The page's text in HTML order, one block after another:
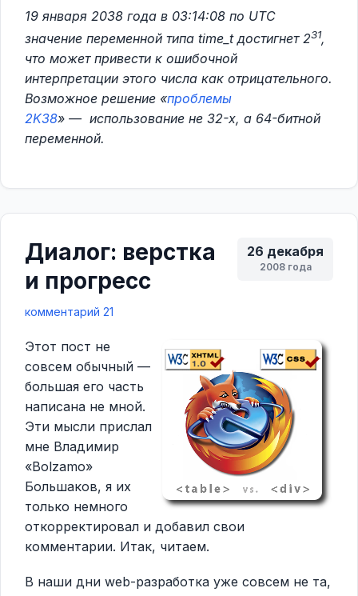
19 января 2038 года в 03:14:08 по UTC
значение переменной типа time_t достигнет 231,
что может привести к ошибочной
интерпретации этого числа как отрицательного.
Возможное решение «проблемы
2K38» — использование не 32-х, а 64-битной
переменной.
26 декабря
2008 года
Диалог: верстка
и прогресс
комментарий 21
Этот пост не
совсем обычный —
большая его часть
написана не мной.
Эти мысли прислал
мне Владимир
«Bolzamo»
Большаков, я их
только немного
откорректировал и добавил свои
комментарии. Итак, читаем.
В наши дни web-разработка уже совсем не та,